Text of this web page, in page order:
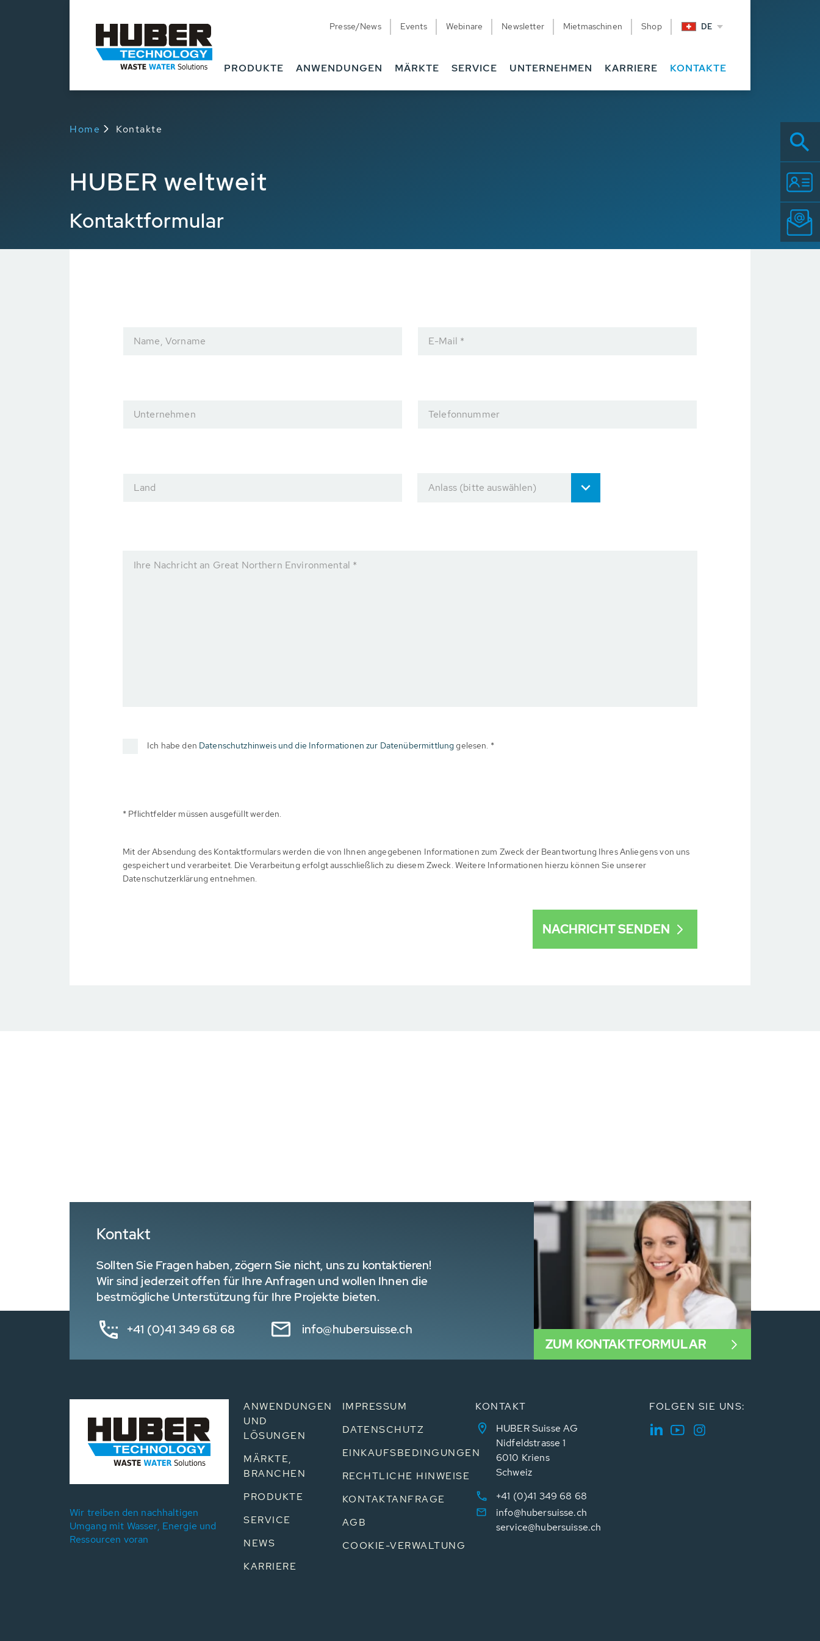
Presse/News Events Webinare Newsletter Mietmaschinen Shop DE
PRODUKTE ANWENDUNGEN MÄRKTE SERVICE UNTERNEHMEN KARRIERE KONTAKTE
Home Kontakte
HUBER weltweit
Kontaktformular
Name, Vorname E-Mail *
Unternehmen Telefonnummer
Land Anlass (bitte auswählen)
Ihre Nachricht an Great Northern Environmental *
Ich habe den Datenschutzhinweis und die Informationen zur Datenübermittlunggelesen. *
* Pflichtfelder müssen ausgefüllt werden.
Mit der Absendung des Kontaktformulars werden die von Ihnen angegebenen Informationen zum Zweck der Beantwortung Ihres Anliegens von uns
gespeichert und verarbeitet. Die Verarbeitung erfolgt ausschließlich zu diesem Zweck. Weitere Informationen hierzu können Sie unserer
Datenschutzerklärung entnehmen.
Kontakt
Sollten Sie Fragen haben, zögern Sie nicht, uns zu kontaktieren!
Wir sind jederzeit offen für Ihre Anfragen und wollen Ihnen die
bestmögliche Unterstützung für Ihre Projekte bieten.
+41 (0)41 349 68 68 info@hubersuisse.ch
ZUM KONTAKTFORMULAR
Wir treiben den nachhaltigen
Umgang mit Wasser, Energie und
Ressourcen voran
ANWENDUNGEN
UND
LÖSUNGEN
MÄRKTE,
BRANCHEN
PRODUKTE
SERVICE
NEWS
KARRIERE
IMPRESSUM
DATENSCHUTZ
EINKAUFSBEDINGUNGEN
RECHTLICHE HINWEISE
KONTAKTANFRAGE
AGB
COOKIE-VERWALTUNG
KONTAKT
HUBER Suisse AG
Nidfeldstrasse 1
6010 Kriens
Schweiz
+41 (0)41 349 68 68
info@hubersuisse.ch
service@hubersuisse.ch
FOLGEN SIE UNS: